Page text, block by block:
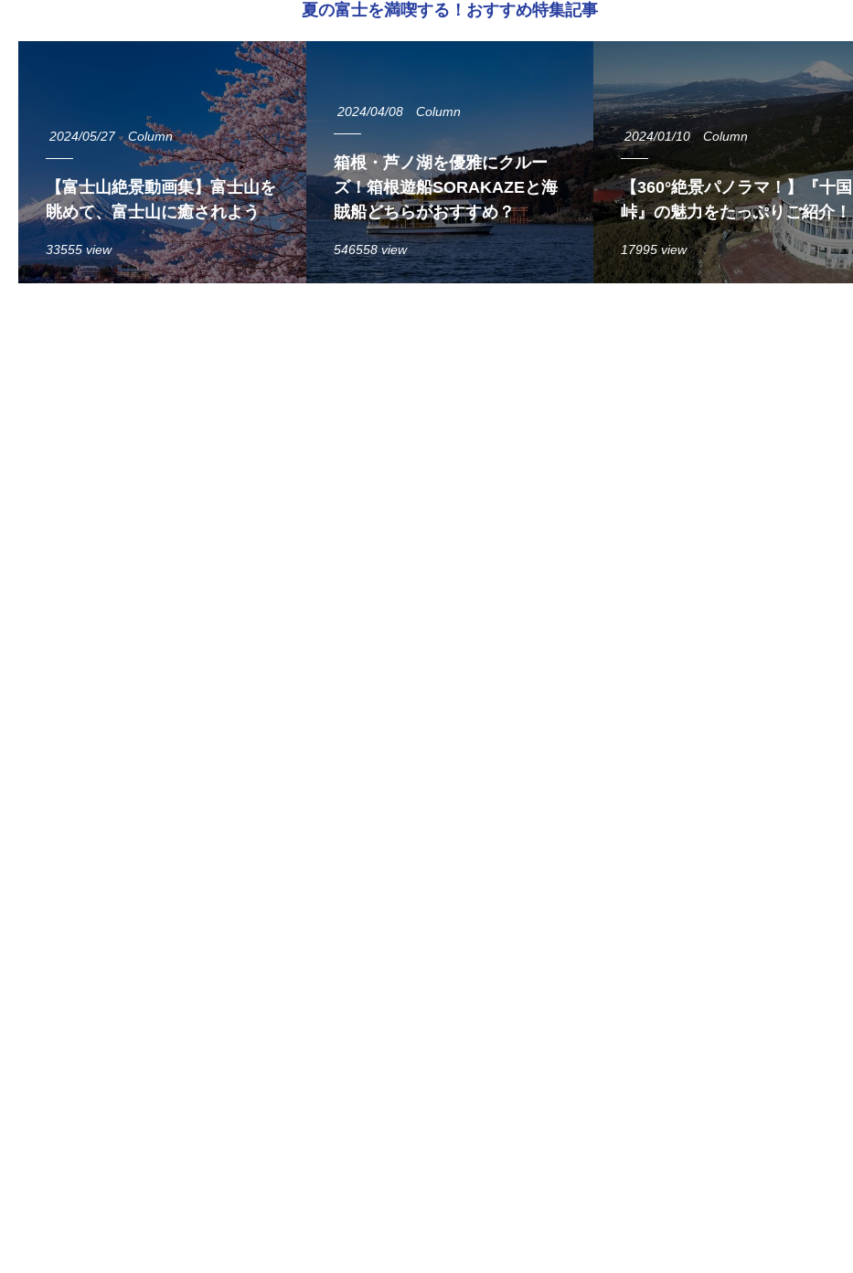
夏の富士を満喫する！おすすめ特集記事
2024/05/27 Column
【富士山絶景動画集】富士山を
眺めて、富士山に癒されよう
33555 view
2024/04/08 Column
箱根・芦ノ湖を優雅にクルー
ズ！箱根遊船SORAKAZEと海
賊船どちらがおすすめ？
546558 view
2024/01/10 Column
【360°絶景パノラマ！】『十国
峠』の魅力をたっぷりご紹介！
17995 view